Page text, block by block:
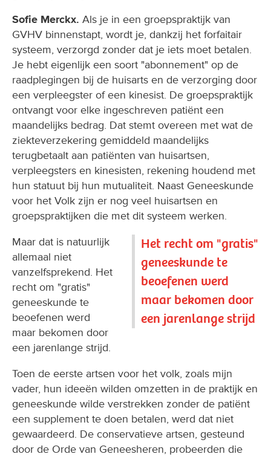
Sofie Merckx. Als je in een groepspraktijk van
GVHV binnenstapt, wordt je, dankzij het forfaitair
systeem, verzorgd zonder dat je iets moet betalen.
Je hebt eigenlijk een soort "abonnement" op de
raadplegingen bij de huisarts en de verzorging door
een verpleegster of een kinesist. De groepspraktijk
ontvangt voor elke ingeschreven patiënt een
maandelijks bedrag. Dat stemt overeen met wat de
ziekteverzekering gemiddeld maandelijks
terugbetaalt aan patiënten van huisartsen,
verpleegsters en kinesisten, rekening houdend met
hun statuut bij hun mutualiteit. Naast Geneeskunde
voor het Volk zijn er nog veel huisartsen en
groepspraktijken die met dit systeem werken.
Het recht om "gratis"
geneeskunde te
beoefenen werd
maar bekomen door
een jarenlange strijd
Maar dat is natuurlijk
allemaal niet
vanzelfsprekend. Het
recht om "gratis"
geneeskunde te
beoefenen werd
maar bekomen door
een jarenlange strijd.
Toen de eerste artsen voor het volk, zoals mijn
vader, hun ideeën wilden omzetten in de praktijk en
geneeskunde wilde verstrekken zonder de patiënt
een supplement te doen betalen, werd dat niet
gewaardeerd. De conservatieve artsen, gesteund
door de Orde van Geneesheren, probeerden die